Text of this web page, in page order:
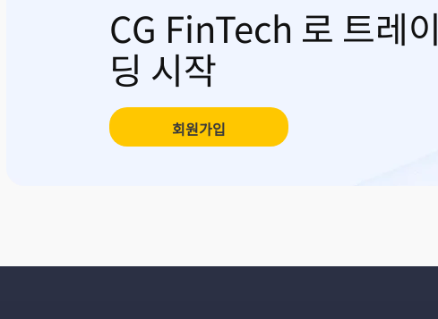
CG FinTech 로 트레이
딩 시작
회원가입